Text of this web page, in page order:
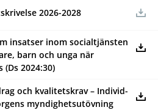
2026-2028
insatser inom socialtjänsten
barn och unga när
(Ds 2024:30)
och kvalitetskrav – Individ-
myndighetsutövning